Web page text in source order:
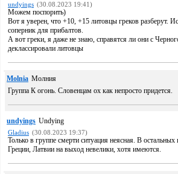
undyings (30.08.2023 19:41)
Можем поспорить)
Вот я уверен, что +10, +15 литовцы греков разберут.
соперник для прибалтов.
А вот греки, я даже не знаю, справятся ли они с
деклассировали литовцы
Molnia Молния
Группа К огонь. Словенцам ох как непросто придется.
undyings Undying
Gladius (30.08.2023 19:37)
Только в группе смерти ситуация неясная. В
Греции, Латвии на выход невелики, хотя имеются.